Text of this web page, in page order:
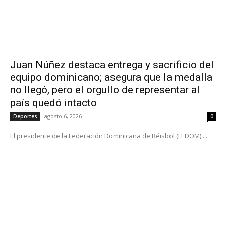
Juan Núñez destaca entrega y sacrificio del
equipo dominicano; asegura que la medalla
no llegó, pero el orgullo de representar al
país quedó intacto
Deportes agosto 6, 2026 0
El presidente de la Federación Dominicana de Béisbol (FEDOM),...